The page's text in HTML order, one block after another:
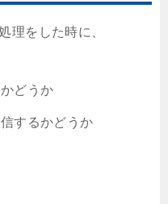
理をした時に、
どうか
するかどうか